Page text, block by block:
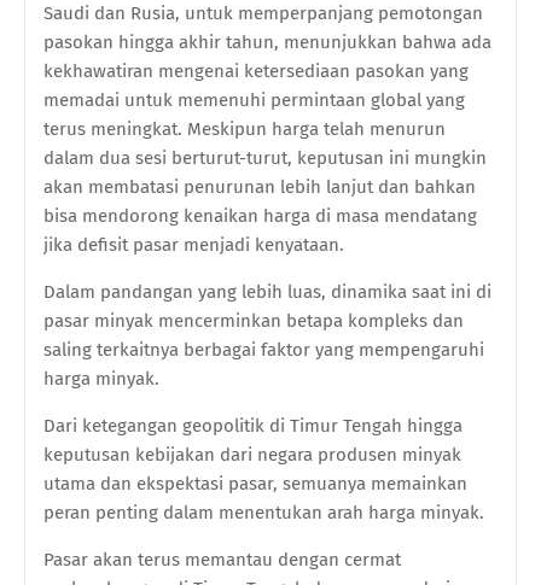
Saudi dan Rusia, untuk memperpanjang pemotongan
pasokan hingga akhir tahun, menunjukkan bahwa ada
kekhawatiran mengenai ketersediaan pasokan yang
memadai untuk memenuhi permintaan global yang
terus meningkat. Meskipun harga telah menurun
dalam dua sesi berturut-turut, keputusan ini mungkin
akan membatasi penurunan lebih lanjut dan bahkan
bisa mendorong kenaikan harga di masa mendatang
jika defisit pasar menjadi kenyataan.
Dalam pandangan yang lebih luas, dinamika saat ini di
pasar minyak mencerminkan betapa kompleks dan
saling terkaitnya berbagai faktor yang mempengaruhi
harga minyak.
Dari ketegangan geopolitik di Timur Tengah hingga
keputusan kebijakan dari negara produsen minyak
utama dan ekspektasi pasar, semuanya memainkan
peran penting dalam menentukan arah harga minyak.
Pasar akan terus memantau dengan cermat